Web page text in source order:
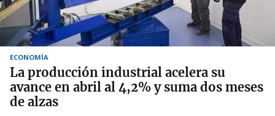
ECONOMÍA
La producción industrial acelera su
avance en abril al 4,2% y suma dos meses
de alzas